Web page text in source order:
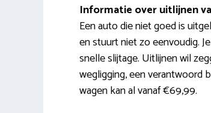
Informatie over uitlijnen
Een auto die niet goed is
en stuurt niet zo eenvoudig.
snelle slijtage. Uitlijnen wil
wegligging, een verantwoord
wagen kan al vanaf €69,99.